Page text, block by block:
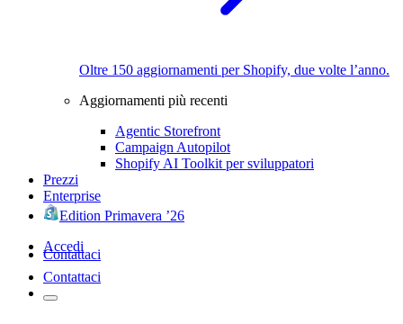
Oltre 150 aggiornamenti per Shopify, due volte l’anno.
Aggiornamenti più recenti
Agentic Storefront
Campaign Autopilot
Shopify AI Toolkit per sviluppatori
Prezzi
Enterprise
Edition Primavera ’26
Accedi
Contattaci
Contattaci